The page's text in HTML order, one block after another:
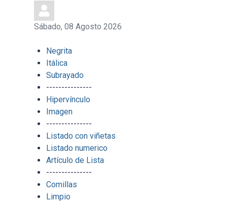
Sábado, 08 Agosto 2026
Negrita
Itálica
Subrayado
---------------
Hipervínculo
Imagen
---------------
Listado con viñetas
Listado numerico
Artículo de Lista
---------------
Comillas
Limpio